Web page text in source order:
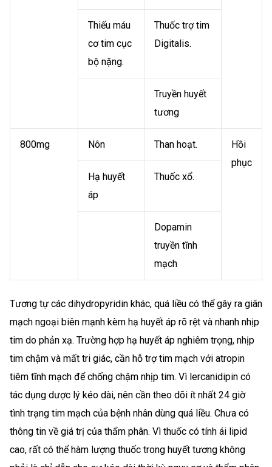
Thiếu máu
cơ tim cục
bộ nặng.
Thuốc trợ tim
Digitalis.
Truyền huyết
tương
800mg Nôn Than hoạt.
Hồi
phục
Hạ huyết
áp
Thuốc xổ.
Dopamin
truyền tĩnh
mạch
Tương tự các dihydropyridin khác, quá liều có thể gây ra giãn
mạch ngoại biên mạnh kèm hạ huyết áp rõ rệt và nhanh nhịp
tim do phản xạ. Trường hợp hạ huyết áp nghiêm trọng, nhịp
tim chậm và mất tri giác, cần hỗ trợ tim mạch với atropin
tiêm tĩnh mạch để chống chậm nhịp tim. Vì lercanidipin có
tác dụng dược lý kéo dài, nên cần theo dõi ít nhất 24 giờ
tình trạng tim mạch của bệnh nhân dùng quá liều. Chưa có
thông tin về giá trị của thẩm phân. Vì thuốc có tính ái lipid
cao, rất có thể hàm lượng thuốc trong huyết tương không